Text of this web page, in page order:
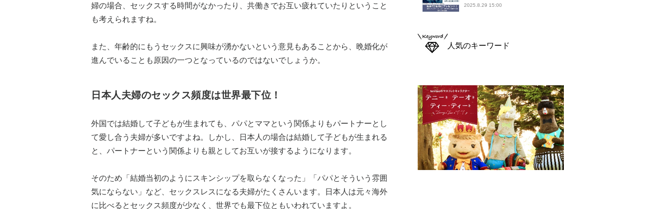
婦の場合、セックスする時間がなかったり、共働きでお互い疲れていたりということ
も考えられますね。
また、年齢的にもうセックスに興味が湧かないという意見もあることから、晩婚化が
進んでいることも原因の一つとなっているのではないでしょうか。
日本人夫婦のセックス頻度は世界最下位！
外国では結婚して子どもが生まれても、パパとママという関係よりもパートナーとし
て愛し合う夫婦が多いですよね。しかし、日本人の場合は結婚して子どもが生まれる
と、パートナーという関係よりも親としてお互いが接するようになります。
そのため「結婚当初のようにスキンシップを取らなくなった」「パパとそういう雰囲
気にならない」など、セックスレスになる夫婦がたくさんいます。日本人は元々海外
に比べるとセックス頻度が少なく、世界でも最下位ともいわれていますよ。
2025.8.29 15:00
人気のキーワード